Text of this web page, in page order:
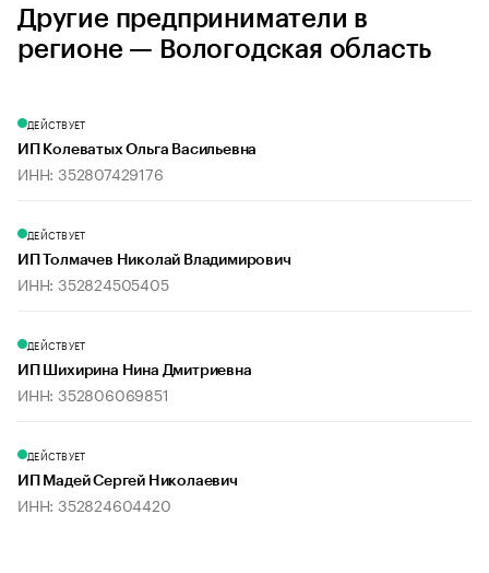
Другие предприниматели в
регионе — Вологодская область
ДЕЙСТВУЕТ
ИП Колеватых Ольга Васильевна
ИНН: 352807429176
ДЕЙСТВУЕТ
ИП Толмачев Николай Владимирович
ИНН: 352824505405
ДЕЙСТВУЕТ
ИП Шихирина Нина Дмитриевна
ИНН: 352806069851
ДЕЙСТВУЕТ
ИП Мадей Сергей Николаевич
ИНН: 352824604420